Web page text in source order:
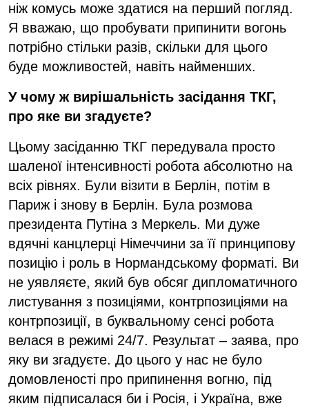
ніж комусь може здатися на перший погляд.
Я вважаю, що пробувати припинити вогонь
потрібно стільки разів, скільки для цього
буде можливостей, навіть найменших.
У чому ж вирішальність засідання ТКГ,
про яке ви згадуєте?
Цьому засіданню ТКГ передувала просто
шаленої інтенсивності робота абсолютно на
всіх рівнях. Були візити в Берлін, потім в
Париж і знову в Берлін. Була розмова
президента Путіна з Меркель. Ми дуже
вдячні канцлерці Німеччини за її принципову
позицію і роль в Нормандському форматі. Ви
не уявляєте, який був обсяг дипломатичного
листування з позиціями, контрпозиціями на
контрпозиції, в буквальному сенсі робота
велася в режимі 24/7. Результат – заява, про
яку ви згадуєте. До цього у нас не було
домовленості про припинення вогню, під
яким підписалася би і Росія, і Україна, вже